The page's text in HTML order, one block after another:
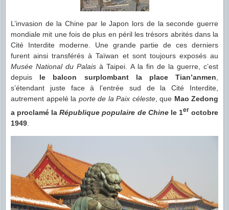
L’invasion de la Chine par le Japon lors de la seconde guerre
mondiale mit une fois de plus en péril les trésors abrités dans la
Cité Interdite moderne. Une grande partie de ces derniers
furent ainsi transférés à Taïwan et sont toujours exposés au
Musée National du Palais à Taipei. A la fin de la guerre, c’est
depuis le balcon surplombant la place Tian’anmen
s’étendant juste face à l’entrée sud de la Cité Interdite,
autrement appelé la porte de la Paix céleste, que Mao Zedong
a proclamé laRépublique populaire de Chinele 1er octobre
1949